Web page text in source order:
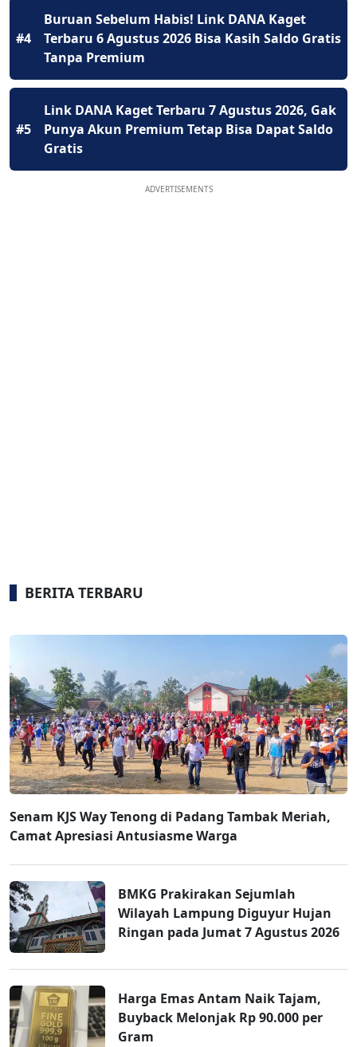
#4
Buruan Sebelum Habis! Link DANA Kaget
Terbaru 6 Agustus 2026 Bisa Kasih Saldo Gratis
Tanpa Premium
#5
Link DANA Kaget Terbaru 7 Agustus 2026, Gak
Punya Akun Premium Tetap Bisa Dapat Saldo
Gratis
ADVERTISEMENTS
BERITA TERBARU
Senam KJS Way Tenong di Padang Tambak Meriah,
Camat Apresiasi Antusiasme Warga
BMKG Prakirakan Sejumlah
Wilayah Lampung Diguyur Hujan
Ringan pada Jumat 7 Agustus 2026
Harga Emas Antam Naik Tajam,
Buyback Melonjak Rp 90.000 per
Gram